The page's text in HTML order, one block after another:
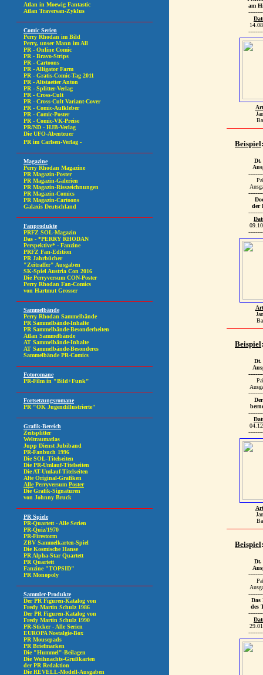
am
Beispiel
der
Beispiel
Beispiel
Das
des